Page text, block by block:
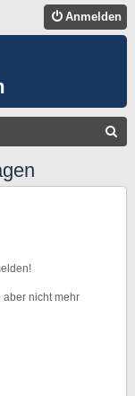
Anmelden
aber nicht mehr